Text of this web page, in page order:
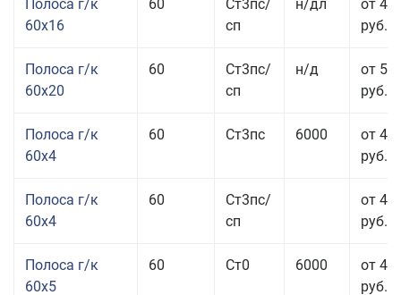
Полоса г/к
60x16
60
Ст3пс/
сп
н/дл
от 48
руб.
Полоса г/к
60x20
60
Ст3пс/
сп
н/д
от 53
руб.
Полоса г/к
60x4
60 Ст3пс 6000
от 45
руб.
Полоса г/к
60x4
60
Ст3пс/
сп
от 45
руб.
Полоса г/к
60x5
60 Ст0 6000
от 42
руб.